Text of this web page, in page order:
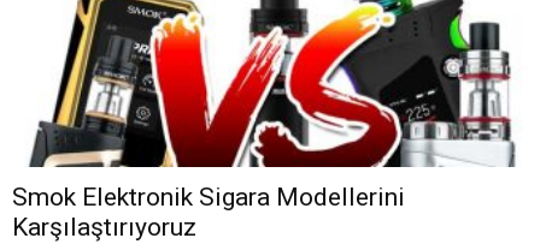
Smok Elektronik Sigara Modellerini
Karşılaştırıyoruz